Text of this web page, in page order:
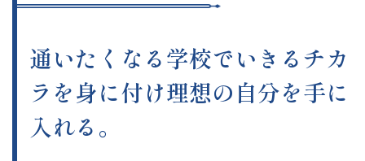
通いたくなる学校でいきるチカ
ラを身に付け理想の自分を手に
入れる。